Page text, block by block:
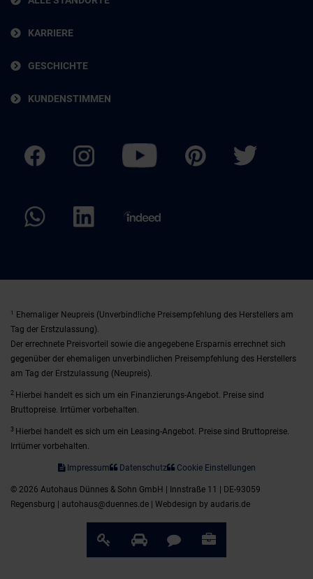
KARRIERE
GESCHICHTE
KUNDENSTIMMEN
1
Ehemaliger Neupreis (Unverbindliche Preisempfehlung des Herstellers am
Tag der Erstzulassung).
Der errechnete Preisvorteil sowie die angegebene Ersparnis errechnet sich
gegenüber der ehemaligen unverbindlichen Preisempfehlung des Herstellers
am Tag der Erstzulassung (Neupreis).
2 Hierbei handelt es sich um ein Finanzierungs-Angebot. Preise sind
Bruttopreise. Irrtümer vorbehalten.
3 Hierbei handelt es sich um ein Leasing-Angebot. Preise sind Bruttopreise.
Irrtümer vorbehalten.
Impressum Datenschutz Cookie Einstellungen
© 2026 Autohaus Dünnes & Sohn GmbH | Innstraße 11 | DE-93059
Regensburg | autohaus@duennes.de | Webdesign by audaris.de